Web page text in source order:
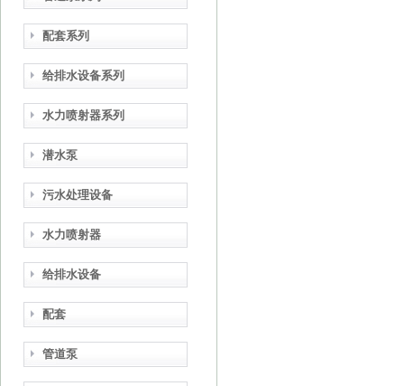
配套系列
给排水设备系列
水力喷射器系列
潜水泵
污水处理设备
水力喷射器
给排水设备
配套
管道泵